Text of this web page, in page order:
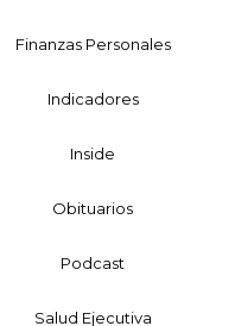
Finanzas Personales
Indicadores
Inside
Obituarios
Podcast
Salud Ejecutiva